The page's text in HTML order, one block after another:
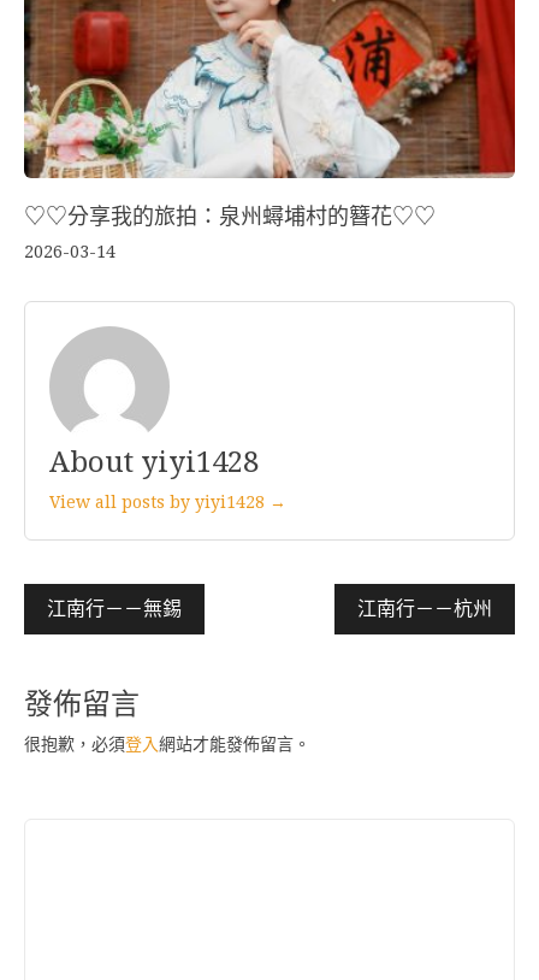
♡♡分享我的旅拍：泉州蟳埔村的簪花♡♡
2026-03-14
About yiyi1428
View all posts by yiyi1428 →
文
章
導
覽
江南行－－無錫 江南行－－杭州
發佈留言
很抱歉，必須登入網站才能發佈留言。